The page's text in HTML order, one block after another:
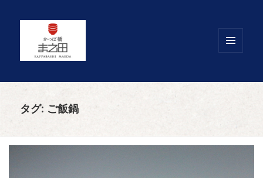
タグ: ご飯鍋